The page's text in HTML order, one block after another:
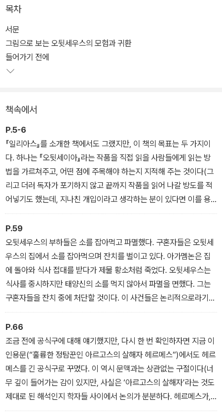
아이스퀼로스, 오비디우스, 베르길리우스 등 고전기의 작가들부터,
단테의 <신곡>과 제임스 조이스의 <율리시스>를 거쳐, 오늘날의 만
화, 게임, 애니메이션, 장르소설에 이르기까지 수많은 작품들이 '고전
중의 고전'인 <오뒷세이아>로부터 소재와 영감을 빌려 왔다. 이런 의
'리라이팅 클래식' 13권. 이 책은 <오뒷세이아>에 대한 안내서이자
해석서이다. 이미 전작인 <일리아스, 영웅들의 전장에서 싹튼 운명의
서사시>를 통해서 독자들에게 <일리아스>의 원전을 읽는 재미를 선
사한 바 있는 강대진은 '리라이팅 일리아스'의 자매편 격이라 할 수 있
는 이번 책을 통해서 인류 최초의 모험담이자 복수극인 <오뒷세이아
>를 소개한다.
인 강의 등을 통해 희랍고전에 대한 탁월한 안내자로서 호평을 받고
있는 지은이는 이번 책에서도 오랜 기간의 연구로 다져진 전문성과
특유의 대중적 글쓰기를 통해, 일반 독자들이 고전의 원전에 도전하
면서 생긴 어려움들을 해소하고, 전문지식이 없으면 그냥 지나치기
쉬운 대목들을 조목조목 짚어가면서, 작품을 풍부하게 읽을 수 있도
목차
서문
그림으로 보는 오뒷세우스의 모험과 귀환
들어가기 전에
책속에서
P.5-6
『일리아스』를 소개한 책에서도 그랬지만, 이 책의 목표는 두 가지이
다. 하나는 『오뒷세이아』라는 작품을 직접 읽을 사람들에게 읽는 방
법을 가르쳐주고, 어떤 점에 주목해야 하는지 지적해 주는 것이다(그
리고 더러 독자가 포기하지 않고 끝까지 작품을 읽어 나갈 방도를 적
어넣기도 했는데, 지나친 개입이라고 생각하는 분이 있다면 이를 용
서하시기 바란다). 다른 목표는 앞의 것과 다소간 상충하는 것으로,
당장은 작품을 직접 읽을 여유가 없는 사람들에게 작품의 전체적인
틀과 내용을 요약해 주고, 특징들을 짚어 주는 것이다. 하지만 이런 목
적으로 읽는 사람들도 언젠가는 작품을 직접 읽고 즐거움을 맛보기를
기대한다.
P.59
오뒷세우스의 부하들은 소를 잡아먹고 파멸했다. 구혼자들은 오뒷세
우스의 집에서 소를 잡아먹으며 잔치를 벌이고 있다. 아가멤논은 집
에 돌아와 식사 접대를 받다가 제물 황소처럼 죽었다. 오뒷세우스는
식사를 중시하지만 태양신의 소를 먹지 않아서 파멸을 면했다. 그는
구혼자들을 잔치 중에 처단할 것이다. 이 사건들은 논리적으로라기보
다는 이미지로써 연결되어 있다. 그리고 이 잔치, 식사, 소 잡기 등은
작품 곳곳에서 되풀이 되면서 전체를 하나로 묶어 주는 역할을 한다.
그러니 서시에서 오뒷세우스의 부하들이 모두 태양신의 소를 잡아먹
고 죽었다고 한 것은, 아가멤논의 죽음을 상기시키고, 구혼자들의 죽
음을 예고하면서, 이 작품을 엮어나가는 데 식사 문제가 얼마나 중요
한지 보여 주는 것이라 하겠다.
P.66
조금 전에 공식구에 대해 얘기했지만, 다시 한 번 확인하자면 지금 이
인용문(“훌륭한 정탐꾼인 아르고스의 살해자 헤르메스”)에서도 헤르
메스를 긴 공식구로 꾸몄다. 이 역시 문맥과는 상관없는 구절이다(너
무 깊이 들어가는 감이 있지만, 사실은 ‘아르고스의 살해자’라는 것도
제대로 된 해석인지 학자들 사이에서 논의가 분분하다. 헤르메스가,
소로 변한 이오를 지키던 아르고스라는 눈 100개 괴물을 죽였다는